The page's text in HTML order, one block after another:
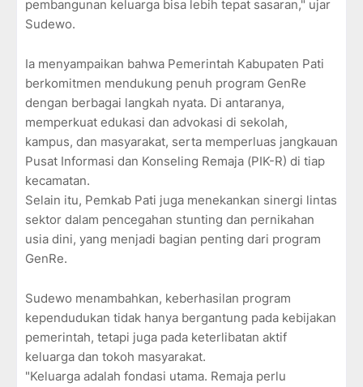
pembangunan keluarga bisa lebih tepat sasaran," ujar
Sudewo.
Ia menyampaikan bahwa Pemerintah Kabupaten Pati
berkomitmen mendukung penuh program GenRe
dengan berbagai langkah nyata. Di antaranya,
memperkuat edukasi dan advokasi di sekolah,
kampus, dan masyarakat, serta memperluas jangkauan
Pusat Informasi dan Konseling Remaja (PIK-R) di tiap
kecamatan.
Selain itu, Pemkab Pati juga menekankan sinergi lintas
sektor dalam pencegahan stunting dan pernikahan
usia dini, yang menjadi bagian penting dari program
GenRe.
Sudewo menambahkan, keberhasilan program
kependudukan tidak hanya bergantung pada kebijakan
pemerintah, tetapi juga pada keterlibatan aktif
keluarga dan tokoh masyarakat.
"Keluarga adalah fondasi utama. Remaja perlu